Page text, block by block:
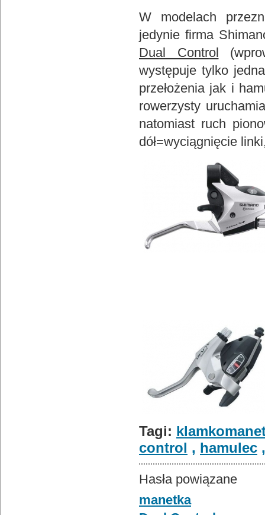
W modelach
jedynie firma
Dual Control
występuje tylko
przełożenia jak i
rowerzysty
natomiast ruch
dół=wyciągnięcie
Tagi:
control , hamulec
Hasła powiązane
manetka